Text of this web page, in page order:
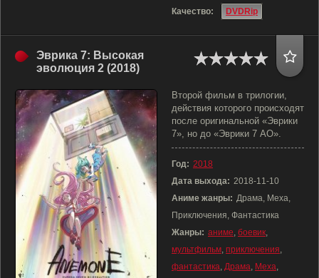
Качество:
DVDRip
Эврика 7: Высокая
эволюция 2 (2018)
Второй фильм в трилогии,
действия которого происходят
после оригинальной «Эврики
7», но до «Эврики 7 АО».
Год: 2018
Дата выхода: 2018-11-10
Аниме жанры: Драма, Меха,
Приключения, Фантастика
Жанры: аниме, боевик,
мультфильм, приключения,
фантастика, Драма, Меха,